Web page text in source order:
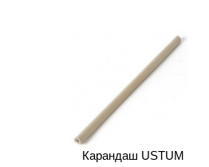
Карандаш USTUM